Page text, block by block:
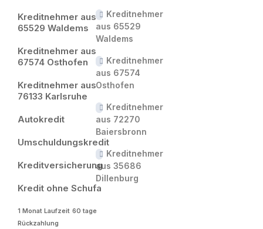
Kreditnehmer aus
65529 Waldems
Kreditnehmer aus
67574 Osthofen
Kreditnehmer aus
76133 Karlsruhe
Autokredit
Umschuldungskredit
Kreditversicherung
Kredit ohne Schufa
1 Monat Laufzeit 60 tage
Rückzahlung
Kreditnehmer
aus 65529
Waldems
Kreditnehmer
aus 67574
Osthofen
Kreditnehmer
aus 72270
Baiersbronn
Kreditnehmer
aus 35686
Dillenburg